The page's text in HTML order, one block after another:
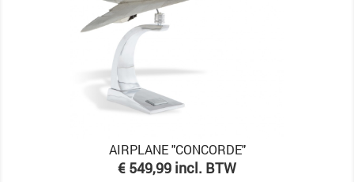
AIRPLANE "CONCORDE"
Prijs
€ 549,99 incl. BTW